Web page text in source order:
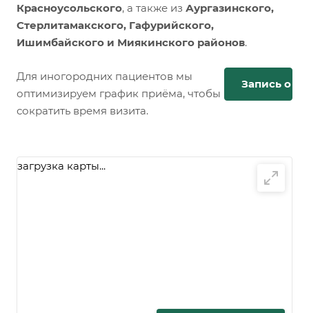
Красноусольского, а также из Аургазинского,
Стерлитамакского, Гафурийского,
Ишимбайского и Миякинского районов.
Для иногородних пациентов мы
оптимизируем график приёма, чтобы
сократить время визита.
Запись
загрузка карты...